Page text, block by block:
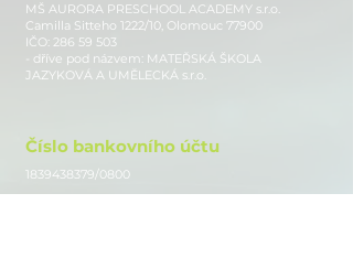
MŠ AURORA PRESCHOOL ACADEMY s.r.o.
Camilla Sitteho 1222/10, Olomouc 77900
IČO: 286 59 503
- dříve pod názvem: MATEŘSKÁ ŠKOLA
JAZYKOVÁ A UMĚLECKÁ s.r.o.
Číslo bankovního účtu
1839438379/0800